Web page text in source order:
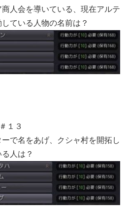
人会を導いている、現在アルテ
ている人物の名前は？
１３
で名をあげ、クシャ村を開拓し
人は？